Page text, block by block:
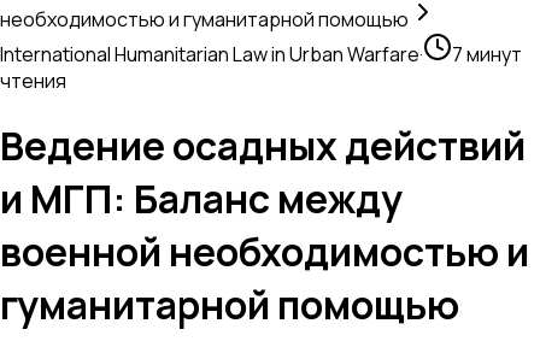
необходимостью и гуманитарной помощью
International Humanitarian Law in Urban Warfare·
7 минут
чтения
Ведение осадных действий
и МГП: Баланс между
военной необходимостью и
гуманитарной помощью